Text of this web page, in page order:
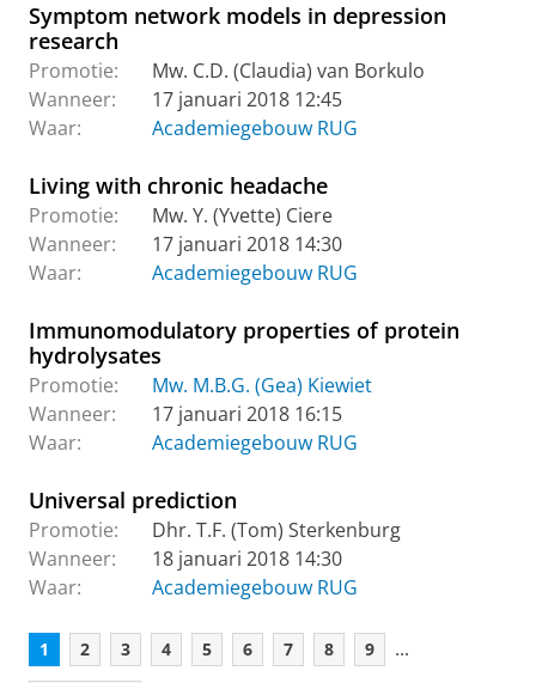
Symptom network models in depression
research
Promotie:
Mw. C.D. (Claudia) van Borkulo
Wanneer:
17 januari 2018 12:45
Waar:
Academiegebouw RUG
Living with chronic headache
Promotie:
Mw. Y. (Yvette) Ciere
Wanneer:
17 januari 2018 14:30
Waar:
Academiegebouw RUG
Immunomodulatory properties of protein
hydrolysates
Promotie:
Mw. M.B.G. (Gea) Kiewiet
Wanneer:
17 januari 2018 16:15
Waar:
Academiegebouw RUG
Universal prediction
Promotie:
Dhr. T.F. (Tom) Sterkenburg
Wanneer:
18 januari 2018 14:30
Waar:
Academiegebouw RUG
1 2 3 4 5 6 7 8 9 ...